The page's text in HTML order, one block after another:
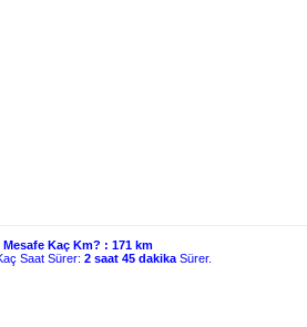
Mesafe Kaç Km? :171 km
Saat Sürer:2 saat 45 dakika Sürer.